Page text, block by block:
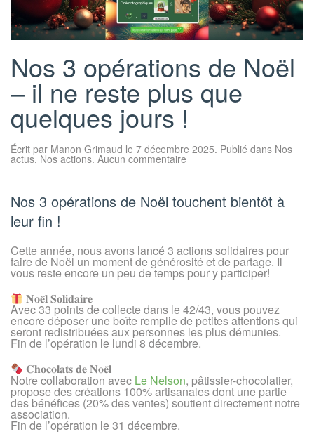
Nos 3 opérations de Noël
– il ne reste plus que
quelques jours !
Écrit par Manon Grimaud le 7 décembre 2025. Publié dans Nos
actus, Nos actions. Aucun commentaire
de
Noël
reste
plus
que
quelques
Nos 3 opérations de Noël touchent bientôt à
leur fin !
Cette année, nous avons lancé 3 actions solidaires pour
faire de Noël un moment de générosité et de partage. Il
vous reste encore un peu de temps pour y participer!
𝐍𝐨𝐞̈𝐥 𝐒𝐨𝐥𝐢𝐝𝐚𝐢𝐫𝐞
Avec 33 points de collecte dans le 42/43, vous pouvez
encore déposer une boîte remplie de petites attentions qui
seront redistribuées aux personnes les plus démunies.
Fin de l’opération le lundi 8 décembre.
𝐂𝐡𝐨𝐜𝐨𝐥𝐚𝐭𝐬 𝐝𝐞 𝐍𝐨𝐞̈𝐥
Notre collaboration avec Le Nelson, pâtissier-chocolatier,
propose des créations 100% artisanales dont une partie
des bénéfices (20% des ventes) soutient directement notre
association.
Fin de l’opération le 31 décembre.